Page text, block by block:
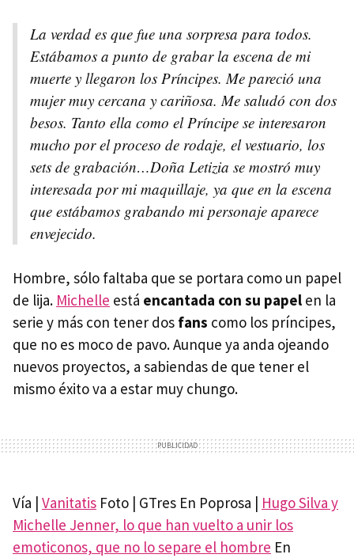
La verdad es que fue una sorpresa para todos.
Estábamos a punto de grabar la escena de mi
muerte y llegaron los Príncipes. Me pareció una
mujer muy cercana y cariñosa. Me saludó con dos
besos. Tanto ella como el Príncipe se interesaron
mucho por el proceso de rodaje, el vestuario, los
sets de grabación…Doña Letizia se mostró muy
interesada por mi maquillaje, ya que en la escena
que estábamos grabando mi personaje aparece
envejecido.
Hombre, sólo faltaba que se portara como un papel
de lija. Michelle está encantada con su papel en la
serie y más con tener dos fans como los príncipes,
que no es moco de pavo. Aunque ya anda ojeando
nuevos proyectos, a sabiendas de que tener el
mismo éxito va a estar muy chungo.
Vía | Vanitatis Foto | GTres En Poprosa | Hugo Silva y
Michelle Jenner, lo que han vuelto a unir los
emoticonos, que no lo separe el hombre En